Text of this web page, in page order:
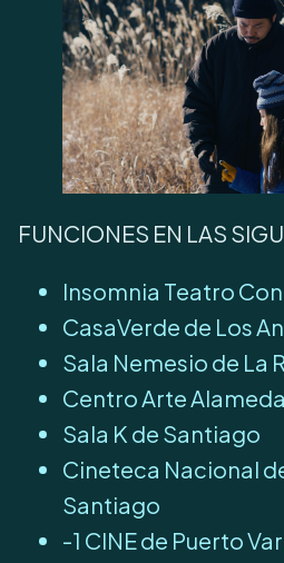
FUNCIONES EN LAS
Insomnia Teatro
CasaVerde de Los
Sala Nemesio de La
Centro Arte
Sala K de Santiago
Cineteca Nacional
Santiago
-1 CINE de Puerto